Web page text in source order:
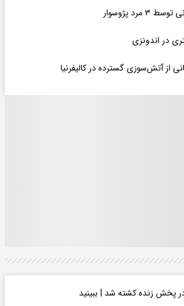
مرد پژوسوار
از آتش‌سوزی گسترده در کالیفرنیا
در پخش زنده کشته شد | ببینید